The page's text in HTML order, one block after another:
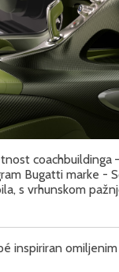
Bugatti marke -
s vrhunskom
inspiriran